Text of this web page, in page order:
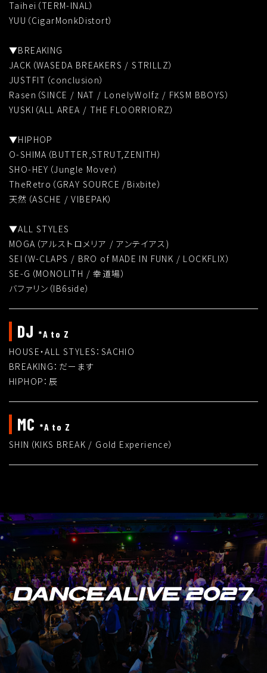
Taihei（TERM-INAL）
YUU（CigarMonkDistort）
▼BREAKING
JACK（WASEDA BREAKERS / STRILLZ）
JUSTFIT（conclusion）
Rasen（SINCE / NAT / LonelyWolfz / FKSM BBOYS）
YUSKI（ALL AREA / THE FLOORRIORZ）
▼HIPHOP
O-SHIMA（BUTTER,STRUT,ZENITH）
SHO-HEY（Jungle Mover）
TheRetro（GRAY SOURCE /Bixbite）
天然（ASCHE / VIBEPAK）
▼ALL STYLES
MOGA（アルストロメリア / アンテイアス)
SEI（W-CLAPS / BRO of MADE IN FUNK / LOCKFLIX）
SE-G（MONOLITH / 幸道場）
バファリン（IB6side）
DJ*A to Z
HOUSE・ALL STYLES：SACHIO
BREAKING：だーます
HIPHOP：辰
MC*A to Z
SHIN（KIKS BREAK / Gold Experience）